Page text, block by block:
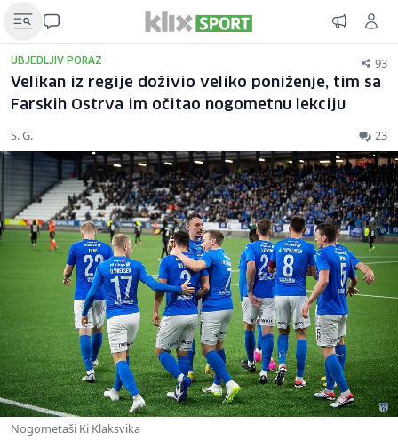
UBJEDLJIV PORAZ 93
Velikan iz regije doživio veliko poniženje, tim sa
Farskih Ostrva im očitao nogometnu lekciju
S. G. 23
Nogometaši Ki Klaksvika